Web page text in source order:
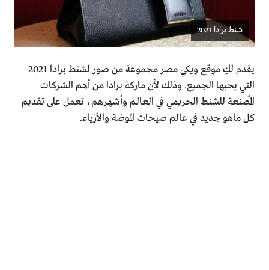
شنط برادا 2021
يقدم لكِ موقع ويكي مصر مجموعة من صور لشنط برادا 2021
التي يحبها الجميع. وذلك لأن ماركة برادا من أهم الشركات
المُصنعة للشنط الحريمي في العالم وأشهرهم، تعمل على تقديم
كل ماهو جديد في عالم صيحات الموضة والأزياء.